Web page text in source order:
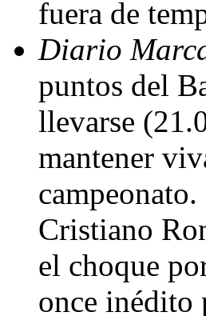
fuera de
Diario
puntos del
llevarse
mantener
Cristiano
el choque
once inédito